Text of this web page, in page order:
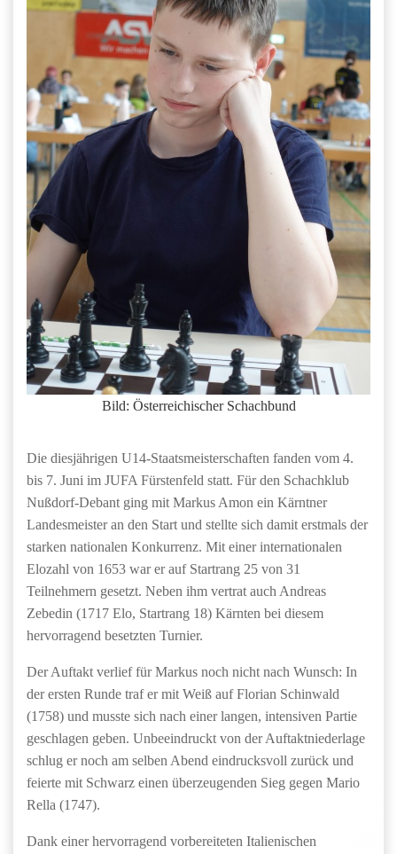
Bild: Österreichischer Schachbund
Die diesjährigen U14-Staatsmeisterschaften fanden vom 4.
bis 7. Juni im JUFA Fürstenfeld statt. Für den Schachklub
Nußdorf-Debant ging mit Markus Amon ein Kärntner
Landesmeister an den Start und stellte sich damit erstmals der
starken nationalen Konkurrenz. Mit einer internationalen
Elozahl von 1653 war er auf Startrang 25 von 31
Teilnehmern gesetzt. Neben ihm vertrat auch Andreas
Zebedin (1717 Elo, Startrang 18) Kärnten bei diesem
hervorragend besetzten Turnier.
Der Auftakt verlief für Markus noch nicht nach Wunsch: In
der ersten Runde traf er mit Weiß auf Florian Schinwald
(1758) und musste sich nach einer langen, intensiven Partie
geschlagen geben. Unbeeindruckt von der Auftaktniederlage
schlug er noch am selben Abend eindrucksvoll zurück und
feierte mit Schwarz einen überzeugenden Sieg gegen Mario
Rella (1747).
Dank einer hervorragend vorbereiteten Italienischen